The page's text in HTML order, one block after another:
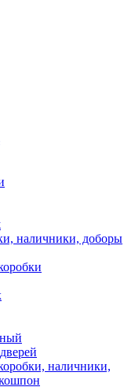
наличники, доборы
наличники,